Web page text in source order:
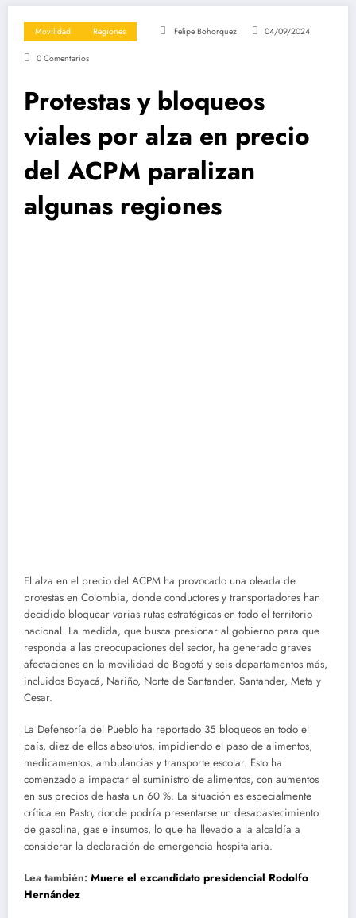
Movilidad Regiones Felipe Bohorquez 04/09/2024
0 Comentarios
Protestas y bloqueos
viales por alza en precio
del ACPM paralizan
algunas regiones
El alza en el precio del ACPM ha provocado una oleada de
protestas en Colombia, donde conductores y transportadores han
decidido bloquear varias rutas estratégicas en todo el territorio
nacional. La medida, que busca presionar al gobierno para que
responda a las preocupaciones del sector, ha generado graves
afectaciones en la movilidad de Bogotá y seis departamentos más,
incluidos Boyacá, Nariño, Norte de Santander, Santander, Meta y
Cesar.
La Defensoría del Pueblo ha reportado 35 bloqueos en todo el
país, diez de ellos absolutos, impidiendo el paso de alimentos,
medicamentos, ambulancias y transporte escolar. Esto ha
comenzado a impactar el suministro de alimentos, con aumentos
en sus precios de hasta un 60 %. La situación es especialmente
crítica en Pasto, donde podría presentarse un desabastecimiento
de gasolina, gas e insumos, lo que ha llevado a la alcaldía a
considerar la declaración de emergencia hospitalaria.
Lea también: Muere el excandidato presidencial Rodolfo
Hernández